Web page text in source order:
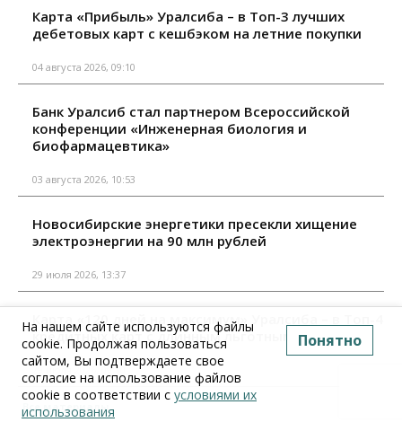
Карта «Прибыль» Уралсиба – в Топ-3 лучших
дебетовых карт с кешбэком на летние покупки
04 августа 2026, 09:10
Банк Уралсиб стал партнером Всероссийской
конференции «Инженерная биология и
биофармацевтика»
03 августа 2026, 10:53
Новосибирские энергетики пресекли хищение
электроэнергии на 90 млн рублей
29 июля 2026, 13:37
Карта «120 дней на максимум» Уралсиба – в Топ-4
кредитных карт с длинным льготным периодом
29 июля 2026, 09:10
Все материалы
На нашем сайте используются файлы
cookie. Продолжая пользоваться
сайтом, Вы подтверждаете свое
согласие на использование файлов
cookie в соответствии с условиями их
использования
Понятно